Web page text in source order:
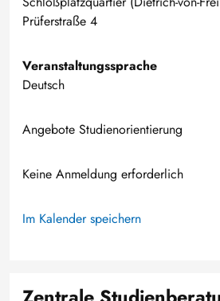
Prüferstraße 4
Veranstaltungssprache
Deutsch
Angebote Studienorientierung
Keine Anmeldung erforderlich
Im Kalender speichern